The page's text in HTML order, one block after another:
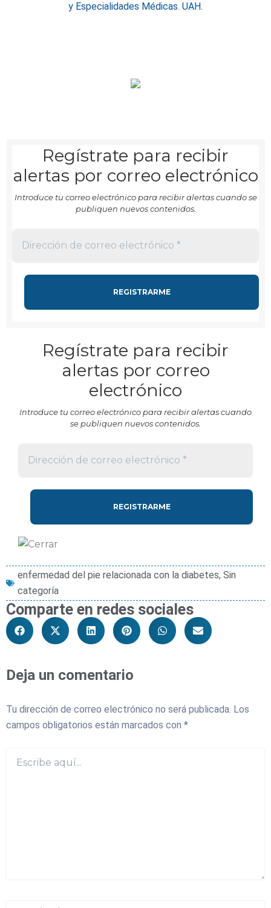
y Especialidades Médicas. UAH.
Regístrate para recibir
alertas por correo electrónico
Introduce tu correo electrónico para recibir alertas cuando se
publiquen nuevos contenidos.
Regístrate para recibir
alertas por correo
electrónico
Introduce tu correo electrónico para recibir alertas cuando
se publiquen nuevos contenidos.
enfermedad del pie relacionada con la diabetes, Sin
categoría
Comparte en redes sociales
Deja un comentario
Tu dirección de correo electrónico no será publicada. Los
campos obligatorios están marcados con *
aquí...
Nombre*